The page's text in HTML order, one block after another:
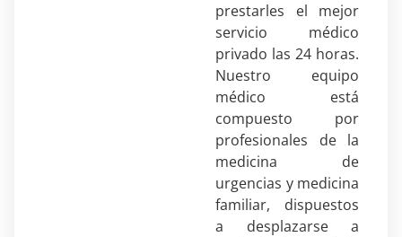
prestarles el mejor
servicio médico
privado las 24 horas.
Nuestro equipo
médico está
compuesto por
profesionales de la
medicina de
urgencias y medicina
familiar, dispuestos
a desplazarse a